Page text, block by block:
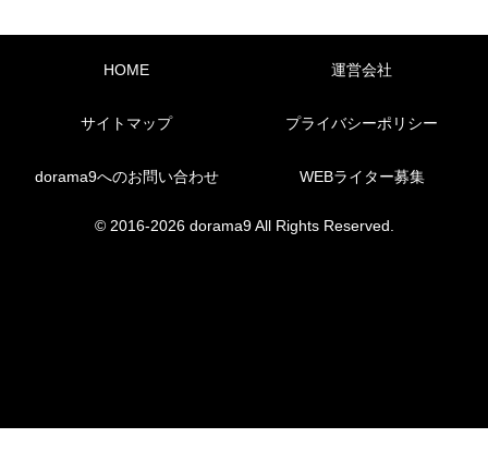
HOME 運営会社
サイトマップ プライバシーポリシー
dorama9へのお問い合わせ WEBライター募集
© 2016-2026 dorama9 All Rights Reserved.